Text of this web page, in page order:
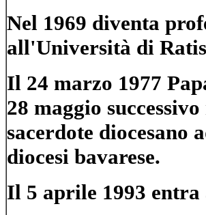
Nel 1969 diventa
all'Università di
Il 24 marzo 1977
28 maggio
sacerdote diocesano
diocesi bavarese.
Il 5 aprile 1993